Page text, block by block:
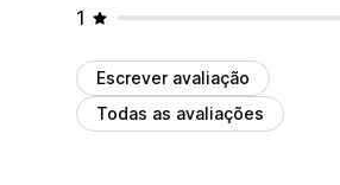
1
Escrever avaliação
Todas as avaliações